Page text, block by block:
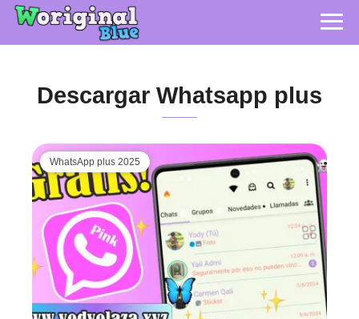
Descargar Whatsapp plus
WhatsApp plus 2025